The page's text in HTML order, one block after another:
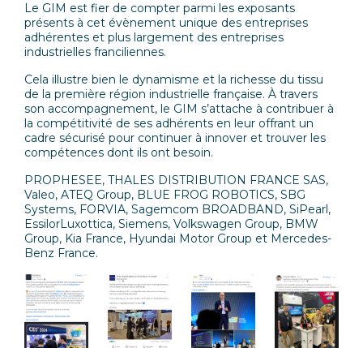
Le GIM est fier de compter parmi les exposants
présents à cet évènement unique des entreprises
adhérentes et plus largement des entreprises
industrielles franciliennes.
Cela illustre bien le dynamisme et la richesse du tissu
de la première région industrielle française. À travers
son accompagnement, le GIM s’attache à contribuer à
la compétitivité de ses adhérents en leur offrant un
cadre sécurisé pour continuer à innover et trouver les
compétences dont ils ont besoin.
PROPHESEE, THALES DISTRIBUTION FRANCE SAS,
Valeo, ATEQ Group, BLUE FROG ROBOTICS, SBG
Systems, FORVIA, Sagemcom BROADBAND, SiPearl,
EssilorLuxottica, Siemens, Volkswagen Group, BMW
Group, Kia France, Hyundai Motor Group et Mercedes-
Benz France.